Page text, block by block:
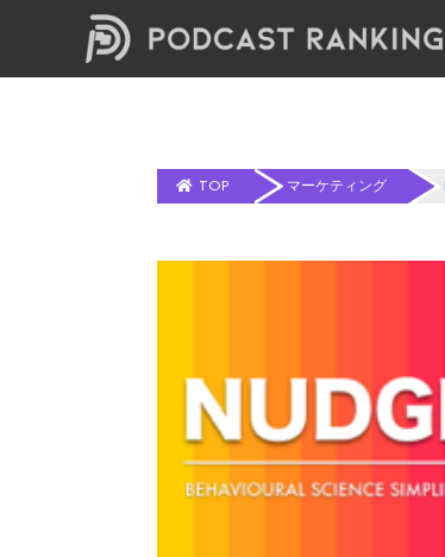
TOP マーケティング